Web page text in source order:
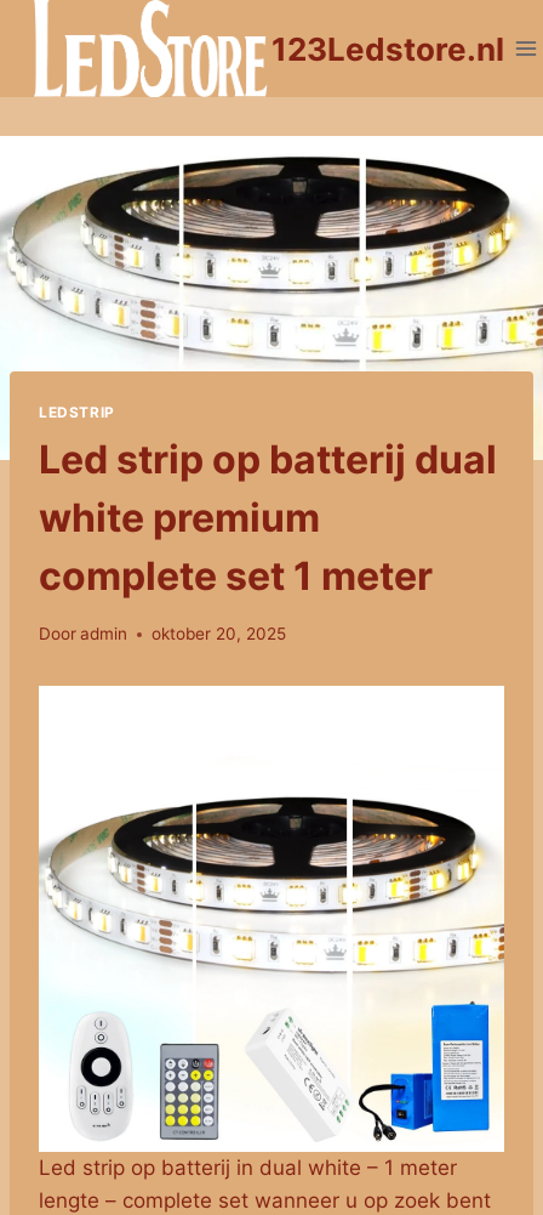
Doorgaan
inhoud
123Ledstore.nl
LEDSTRIP
Led strip op batterij dual
white premium
complete set 1 meter
Dooradmin oktober 20, 2025
Led strip op batterij in dual white – 1 meter
lengte – complete set wanneer u op zoek bent